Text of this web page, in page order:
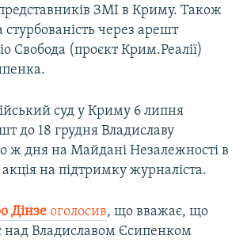
ЗМІ в Криму. Також
стурбованість через арешт
Свобода (проєкт Крим.Реалії)
суд у Криму 6 липня
до 18 грудня Владиславу
ж дня на Майдані Незалежності в
акція на підтримку журналіста.
Дінзе оголосив, що вважає, що
над Владиславом Єсипенком